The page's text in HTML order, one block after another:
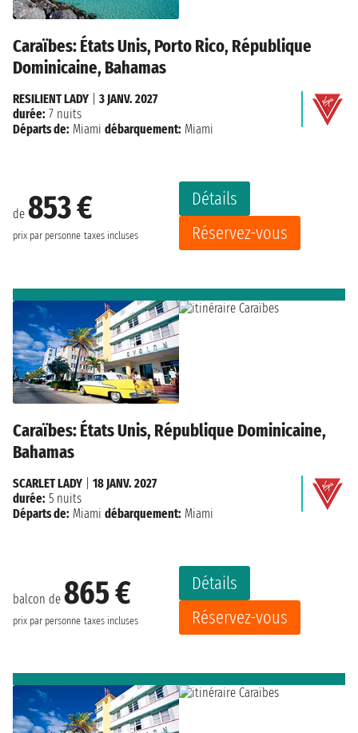
Caraïbes: États Unis, Porto Rico, République
Dominicaine, Bahamas
de 853 €
prix par personne taxes incluses
Détails
Réservez-vous
RESILIENT LADY
3 JANV. 2027
durée: 7 nuits
Départs de: Miami débarquement: Miami
Caraïbes: États Unis, République Dominicaine,
Bahamas
balcon de 865 €
prix par personne taxes incluses
Détails
Réservez-vous
SCARLET LADY
18 JANV. 2027
durée: 5 nuits
Départs de: Miami débarquement: Miami